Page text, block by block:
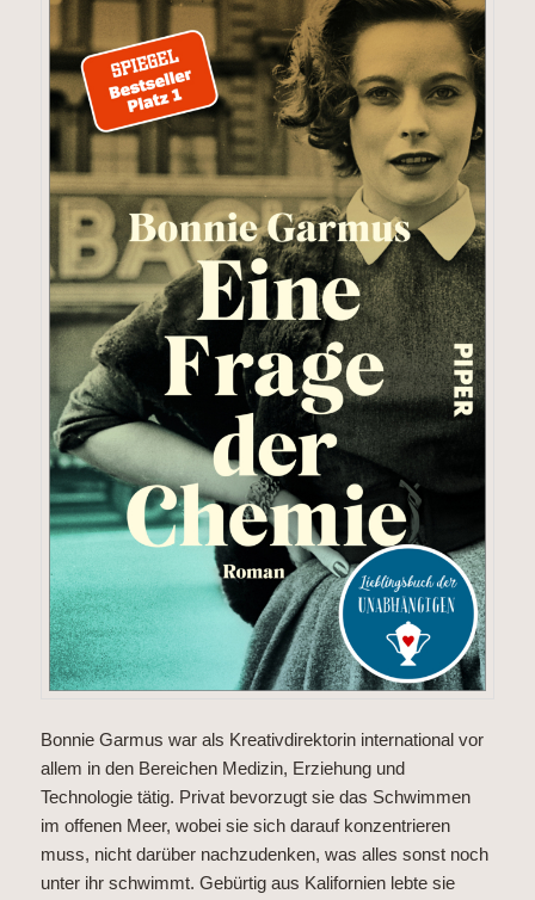
Bonnie Garmus war als Kreativdirektorin international vor
allem in den Bereichen Medizin, Erziehung und
Technologie tätig. Privat bevorzugt sie das Schwimmen
im offenen Meer, wobei sie sich darauf konzentrieren
muss, nicht darüber nachzudenken, was alles sonst noch
unter ihr schwimmt. Gebürtig aus Kalifornien lebte sie